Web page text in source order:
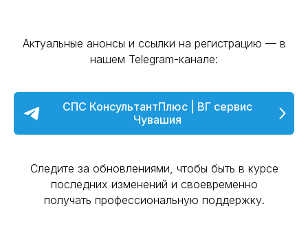
Актуальные анонсы и ссылки на регистрацию — в
нашем Telegram-канале:
СПС КонсультантПлюс | ВГ сервис
Чувашия
Следите за обновлениями, чтобы быть в курсе
последних изменений и своевременно
получать профессиональную поддержку.